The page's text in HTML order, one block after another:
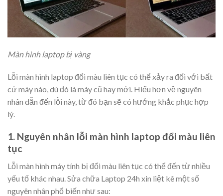
Màn hình laptop bị vàng
Lỗi màn hình laptop đổi màu liên tục có thể xảy ra đối với bất
cứ máy nào, dù đó là máy cũ hay mới. Hiểu hơn về nguyên
nhân dẫn đến lỗi này, từ đó bạn sẽ có hướng khắc phục hợp
lý.
1. Nguyên nhân lỗi màn hình laptop đổi màu liên
tục
Lỗi màn hình máy tính bị đổi màu liên tục có thể đến từ nhiều
yếu tố khác nhau. Sửa chữa Laptop 24h xin liệt kê một số
nguyên nhân phổ biến như sau: